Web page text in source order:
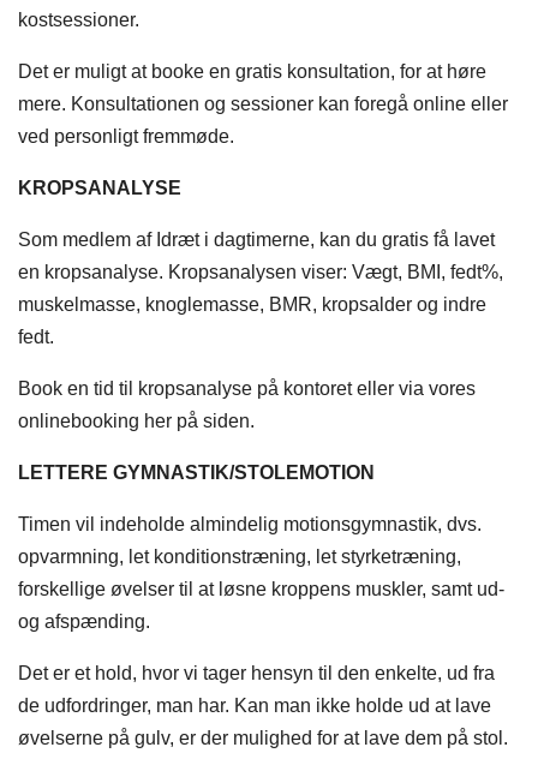
kostsessioner.
Det er muligt at booke en gratis konsultation, for at høre
mere. Konsultationen og sessioner kan foregå online eller
ved personligt fremmøde.
KROPSANALYSE
Som medlem af Idræt i dagtimerne, kan du gratis få lavet
en kropsanalyse. Kropsanalysen viser: Vægt, BMI, fedt%,
muskelmasse, knoglemasse, BMR, kropsalder og indre
fedt.
Book en tid til kropsanalyse på kontoret eller via vores
onlinebooking her på siden.
LETTERE GYMNASTIK/STOLEMOTION
Timen vil indeholde almindelig motionsgymnastik, dvs.
opvarmning, let konditionstræning, let styrketræning,
forskellige øvelser til at løsne kroppens muskler, samt ud-
og afspænding.
Det er et hold, hvor vi tager hensyn til den enkelte, ud fra
de udfordringer, man har. Kan man ikke holde ud at lave
øvelserne på gulv, er der mulighed for at lave dem på stol.